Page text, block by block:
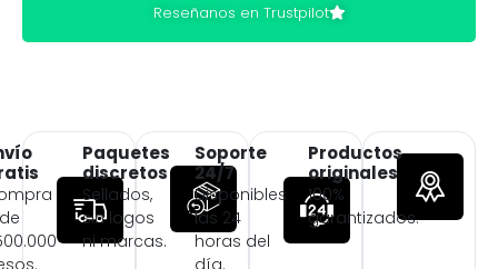
Reseñanos en Trustpilot
Paquetes
discretos
Sellados,
sin logos
ni marcas.
Soporte
24/7
Disponibles
las 24
horas del
Productos
originales
100%
garantizados.